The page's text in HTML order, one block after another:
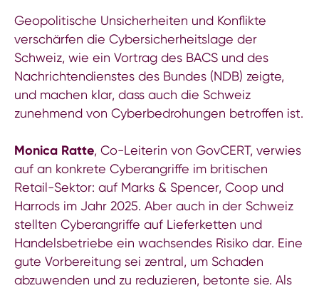
Geopolitische Unsicherheiten und Konflikte
verschärfen die Cybersicherheitslage der
Schweiz, wie ein Vortrag des BACS und des
Nachrichtendienstes des Bundes (NDB) zeigte,
und machen klar, dass auch die Schweiz
zunehmend von Cyberbedrohungen betroffen ist.
Monica Ratte, Co-Leiterin von GovCERT, verwies
auf an konkrete Cyberangriffe im britischen
Retail-Sektor: auf Marks & Spencer, Coop und
Harrods im Jahr 2025. Aber auch in der Schweiz
stellten Cyberangriffe auf Lieferketten und
Handelsbetriebe ein wachsendes Risiko dar. Eine
gute Vorbereitung sei zentral, um Schaden
abzuwenden und zu reduzieren, betonte sie. Als